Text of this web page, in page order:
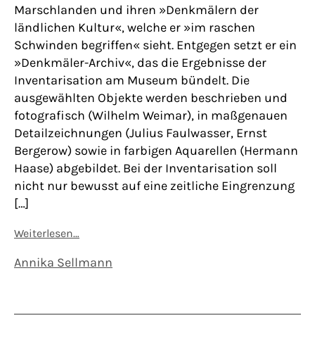
Marschlanden und ihren »Denkmälern der
ländlichen Kultur«, welche er »im raschen
Schwinden begriffen« sieht. Entgegen setzt er ein
»Denkmäler-Archiv«, das die Ergebnisse der
Inventarisation am Museum bündelt. Die
ausgewählten Objekte werden beschrieben und
fotografisch (Wilhelm Weimar), in maßgenauen
Detailzeichnungen (Julius Faulwasser, Ernst
Bergerow) sowie in farbigen Aquarellen (Hermann
Haase) abgebildet. Bei der Inventarisation soll
nicht nur bewusst auf eine zeitliche Eingrenzung
[…]
Weiterlesen…
Annika Sellmann